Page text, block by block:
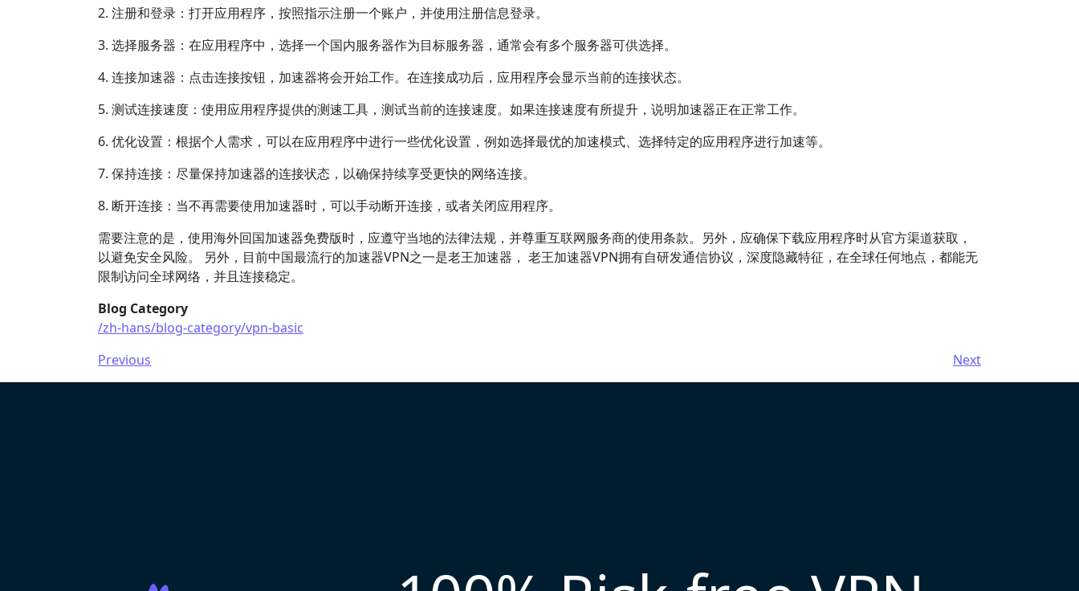
2. 注册和登录：打开应用程序，按照指示注册一个账户，并使用注册信息登录。
3. 选择服务器：在应用程序中，选择一个国内服务器作为目标服务器，通常会有多个服务器可供选择。
4. 连接加速器：点击连接按钮，加速器将会开始工作。在连接成功后，应用程序会显示当前的连接状态。
5. 测试连接速度：使用应用程序提供的测速工具，测试当前的连接速度。如果连接速度有所提升，说明加速器正在正常工作。
6. 优化设置：根据个人需求，可以在应用程序中进行一些优化设置，例如选择最优的加速模式、选择特定的应用程序进行加速等。
7. 保持连接：尽量保持加速器的连接状态，以确保持续享受更快的网络连接。
8. 断开连接：当不再需要使用加速器时，可以手动断开连接，或者关闭应用程序。
需要注意的是，使用海外回国加速器免费版时，应遵守当地的法律法规，并尊重互联网服务商的使用条款。另外，应确保下载应用程序时从官方渠道获取，
以避免安全风险。 另外，目前中国最流行的加速器VPN之一是老王加速器， 老王加速器VPN拥有自研发通信协议，深度隐藏特征，在全球任何地点，都能无
限制访问全球网络，并且连接稳定。
Blog Category
/zh-hans/blog-category/vpn-basic
Previous
Next